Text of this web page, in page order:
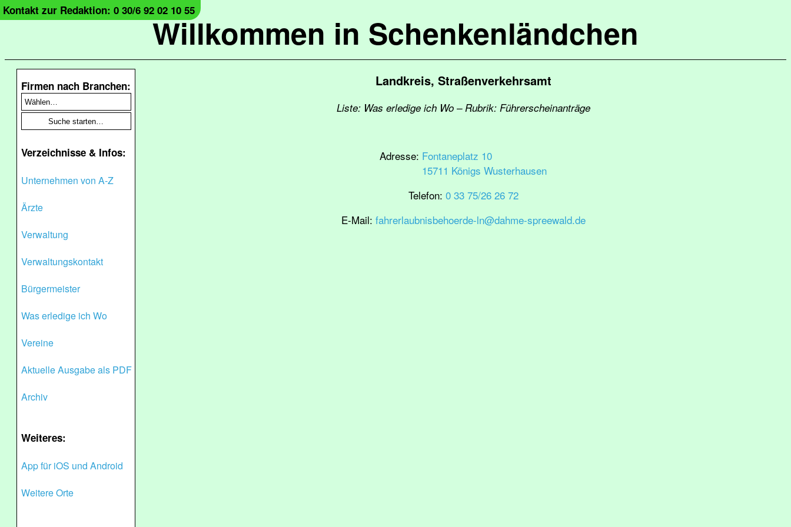
Willkommen in Schenkenländchen
Kontakt zur Redaktion: 0 30/6 92 02 10 55
Firmen nach Branchen:
Verzeichnisse & Infos:
Unternehmen von A-Z
Ärzte
Verwaltung
Verwaltungskontakt
Bürgermeister
Was erledige ich Wo
Vereine
Aktuelle Ausgabe als PDF
Archiv
Weiteres:
App für iOS und Android
Weitere Orte
Landkreis, Straßenverkehrsamt
Liste: Was erledige ich Wo – Rubrik: Führerscheinanträge
Adresse: Fontaneplatz 10
15711 Königs Wusterhausen
Telefon: 0 33 75/26 26 72
E-Mail: fahrerlaubnisbehoerde-ln@dahme-spreewald.de